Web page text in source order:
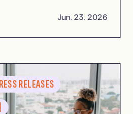
Jun. 23. 2026
RELEASES